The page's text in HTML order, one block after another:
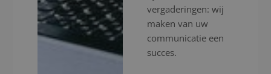
vergaderingen: wij
maken van uw
communicatie een
succes.